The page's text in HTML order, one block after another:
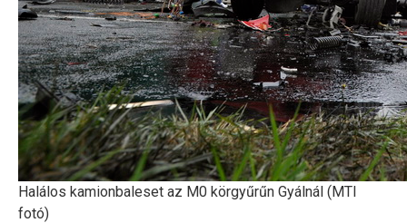
Halálos kamionbaleset az M0 körgyűrűn Gyálnál (MTI
fotó)